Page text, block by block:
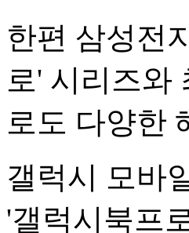
한편 삼성전
로' 시리즈와
로도 다양한
갤럭시 모바
'갤럭시북프